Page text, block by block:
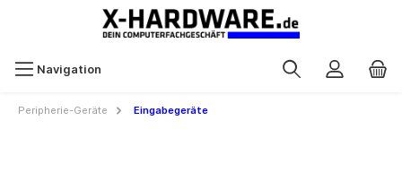
Navigation
Peripherie-Geräte Eingabegeräte